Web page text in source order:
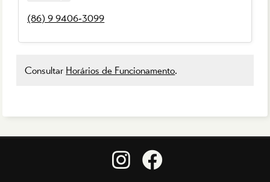
(86) 9 9406-3099
Consultar Horários de Funcionamento.